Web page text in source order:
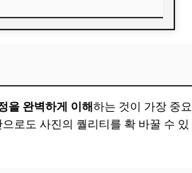
을 완벽하게 이해하는 것이 가장 중요
로도 사진의 퀄리티를 확 바꿀 수 있